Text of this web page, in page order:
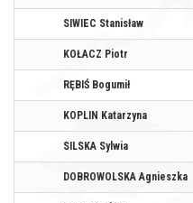
SIWIEC Stanisław
KOŁACZ Piotr
RĘBIŚ Bogumił
KOPLIN Katarzyna
SILSKA Sylwia
DOBROWOLSKA Agnieszka